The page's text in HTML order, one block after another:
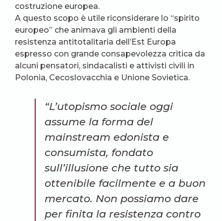
costruzione europea.
A questo scopo è utile riconsiderare lo “spirito
europeo” che animava gli ambienti della
resistenza antitotalitaria dell’Est Europa
espresso con grande consapevolezza critica da
alcuni pensatori, sindacalisti e attivisti civili in
Polonia, Cecoslovacchia e Unione Sovietica.
“L’utopismo sociale oggi
assume la forma del
mainstream edonista e
consumista, fondato
sull’illusione che tutto sia
ottenibile facilmente e a buon
mercato. Non possiamo dare
per finita la resistenza contro